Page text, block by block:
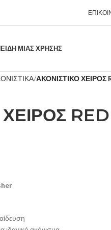
ΕΙΔΗ ΜΙΑΣ ΧΡΗΣΗΣ
ΑΚΟΝΙΣΤΙΚΟ ΧΕΙΡΟΣ